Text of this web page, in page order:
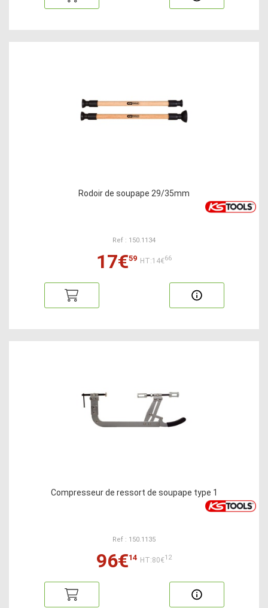
Rodoir de soupape 29/35mm
Ref : 150.1134
17€59 HT:14€66
Compresseur de ressort de soupape type 1
Ref : 150.1135
96€14 HT:80€12